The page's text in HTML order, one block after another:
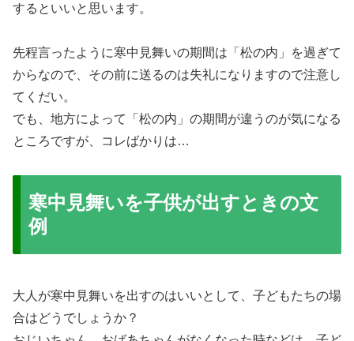
するといいと思います。
先程言ったように寒中見舞いの期間は「松の内」を過ぎて
からなので、その前に送るのは失礼になりますので注意し
てくだい。
でも、地方によって「松の内」の期間が違うのが気になる
ところですが、コレばかりは…
寒中見舞いを子供が出すときの文
例
大人が寒中見舞いを出すのはいいとして、子どもたちの場
合はどうでしょうか？